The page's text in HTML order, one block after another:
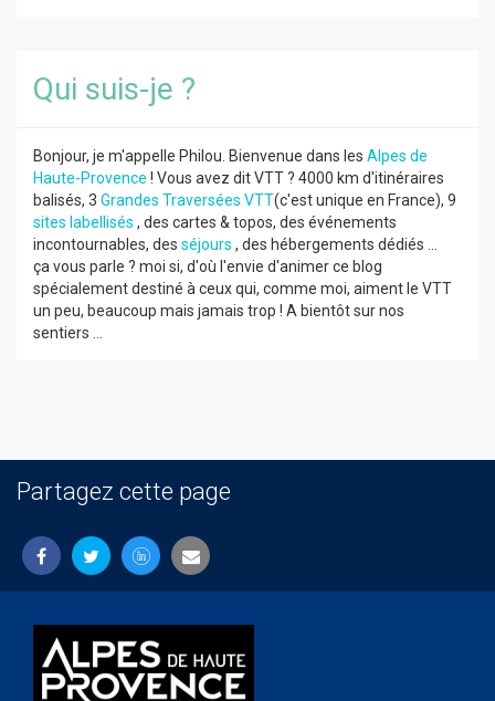
Qui suis-je ?
Bonjour, je m'appelle Philou. Bienvenue dans les Alpes de
Haute-Provence ! Vous avez dit VTT ? 4000 km d'itinéraires
balisés, 3 Grandes Traversées VTT(c'est unique en France), 9
sites labellisés , des cartes & topos, des événements
incontournables, des séjours , des hébergements dédiés ...
ça vous parle ? moi si, d'où l'envie d'animer ce blog
spécialement destiné à ceux qui, comme moi, aiment le VTT
un peu, beaucoup mais jamais trop ! A bientôt sur nos
sentiers ...
Partagez cette page